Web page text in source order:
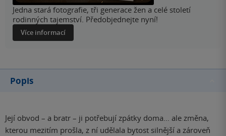
Jedna stará fotografie, tři generace žen a celé století
rodinných tajemství. Předobjednejte nyní!
Více informací
Popis
Její obvod – a bratr – ji potřebují zpátky doma… ale změna,
kterou mezitím prošla, z ní udělala bytost silnější a zároveň